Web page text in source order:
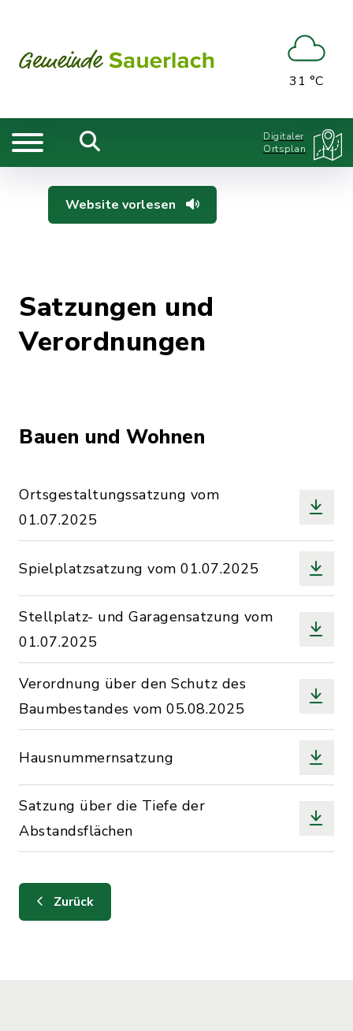
31 °C
Digitaler
Ortsplan
Website vorlesen
Satzungen und
Verordnungen
Bauen und Wohnen
Ortsgestaltungssatzung vom
01.07.2025
Spielplatzsatzung vom 01.07.2025
Stellplatz- und Garagensatzung vom
01.07.2025
Verordnung über den Schutz des
Baumbestandes vom 05.08.2025
Hausnummernsatzung
Satzung über die Tiefe der
Abstandsflächen
Zurück